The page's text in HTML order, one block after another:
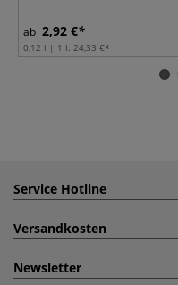
ab 2,92 €
0,12 l | 1 l: 24,33 €
Service Hotline
Versandkosten
Newsletter